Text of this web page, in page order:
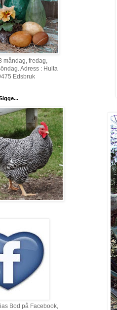
måndag, fredag,
Adress : Hulta
Edsbruk
Bod på Facebook,